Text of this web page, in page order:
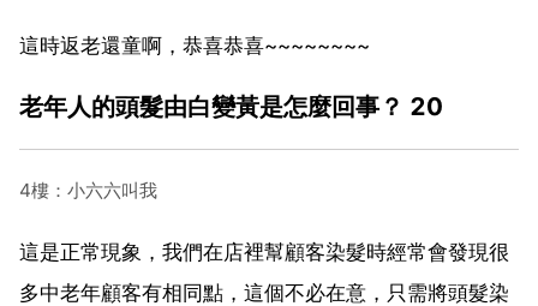
這時返老還童啊，恭喜恭喜~~~~~~~~
老年人的頭髮由白變黃是怎麼回事？ 20
4樓：小六六叫我
這是正常現象，我們在店裡幫顧客染髮時經常會發現很
多中老年顧客有相同點，這個不必在意，只需將頭髮染